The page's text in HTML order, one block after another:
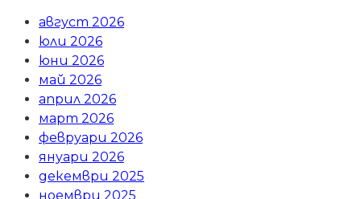
август 2026
юли 2026
юни 2026
май 2026
април 2026
март 2026
февруари 2026
януари 2026
декември 2025
ноември 2025